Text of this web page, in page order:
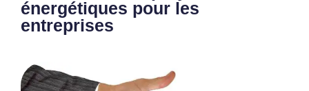
énergétiques pour les
entreprises